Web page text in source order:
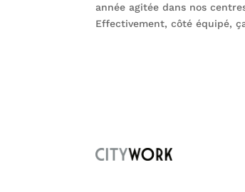
année agitée dans nos
Effectivement, côté équipé,